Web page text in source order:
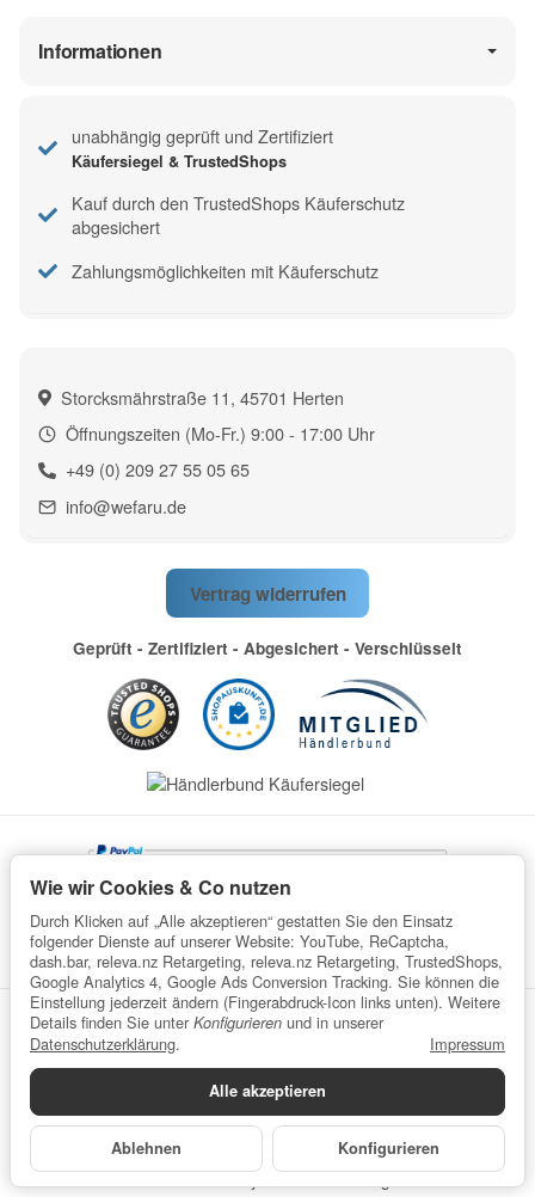
Storcksmährstraße 11, 45701 Herten
Öffnungszeiten (Mo-Fr.) 9:00 - 17:00 Uhr
+49 (0) 209 27 55 05 65
info@wefaru.de
Informationen
unabhängig geprüft und Zertifiziert
Käufersiegel & TrustedShops
Kauf durch den TrustedShops Käuferschutz
abgesichert
Zahlungsmöglichkeiten mit Käuferschutz
Vertrag widerrufen
Geprüft - Zertifiziert - Abgesichert - Verschlüsselt
Datenschutz AGB Impressum
Widerrufsrecht
Batteriegesetzhinweise
Verpackungshinweise
Datenschutzerklärung•Impressum
*Alle Preise inkl. gesetzlicher USt., zzgl.Versand
© wefaru
Powered byJTL-Shop
ecomDATA LiteSpeed Cache
Made with♥by eRock Marketing
Wie wir Cookies & Co nutzen
Durch Klicken auf „Alle akzeptieren“ gestatten Sie den Einsatz
folgender Dienste auf unserer Website: YouTube, ReCaptcha,
dash.bar, releva.nz Retargeting, releva.nz Retargeting, TrustedShops,
Google Analytics 4, Google Ads Conversion Tracking. Sie können die
Einstellung jederzeit ändern (Fingerabdruck-Icon links unten). Weitere
Details finden Sie unter Konfigurieren und in unserer
Datenschutzerklärung. Impressum
Alle akzeptieren
Ablehnen Konfigurieren